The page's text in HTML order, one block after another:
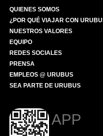
QUIENES SOMOS
¿POR QUÉ VIAJAR CON
NUESTROS VALORES
EQUIPO
REDES SOCIALES
PRENSA
EMPLEOS @ URUBUS
SEA PARTE DE URUBUS
APP